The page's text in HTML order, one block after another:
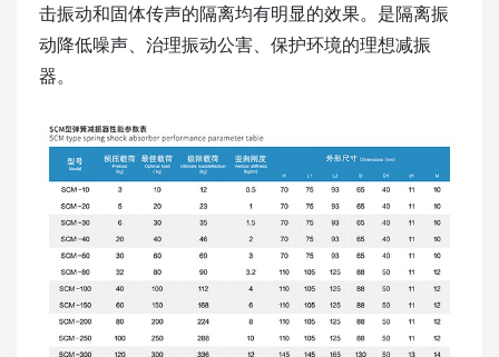
击振动和固体传声的隔离均有明显的效果。是隔离振
动降低噪声、治理振动公害、保护环境的理想减振
器。